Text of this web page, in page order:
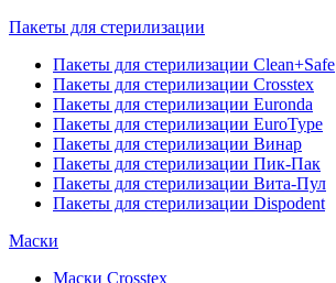
Пакеты для стерилизации
Пакеты для стерилизации Clean+Safe
Пакеты для стерилизации Crosstex
Пакеты для стерилизации Euronda
Пакеты для стерилизации EuroType
Пакеты для стерилизации Винар
Пакеты для стерилизации Пик-Пак
Пакеты для стерилизации Вита-Пул
Пакеты для стерилизации Dispodent
Маски
Маски Crosstex